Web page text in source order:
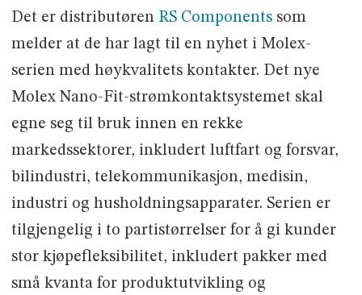
Det er distributøren RS Componentssom
melder at de har lagt til en nyhet i Molex-
serien med høykvalitets kontakter. Det nye
Molex Nano-Fit-strømkontaktsystemet skal
egne seg til bruk innen en rekke
markedssektorer, inkludert luftfart og forsvar,
bilindustri, telekommunikasjon, medisin,
industri og husholdningsapparater. Serien er
tilgjengelig i to partistørrelser for å gi kunder
stor kjøpefleksibilitet, inkludert pakker med
små kvanta for produktutvikling og